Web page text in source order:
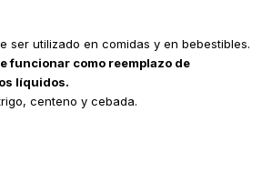
ser utilizado en comidas y en bebestibles.
funcionar como reemplazo de
líquidos.
centeno y cebada.